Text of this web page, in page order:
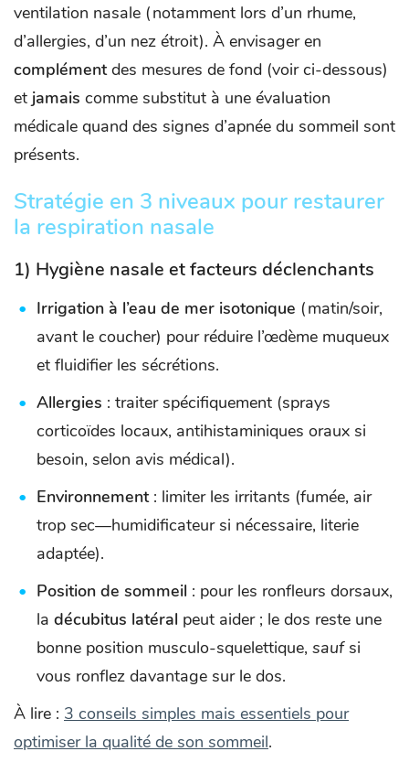
ventilation nasale (notamment lors d’un rhume,
d’allergies, d’un nez étroit). À envisager en
complémentdes mesures de fond (voir ci-dessous)
et jamais comme substitut à une évaluation
médicale quand des signes d’apnée du sommeil sont
présents.
Stratégie en 3 niveaux pour restaurer
la respiration nasale
1) Hygiène nasale et facteurs déclenchants
Irrigation à l’eau de mer isotonique (matin/soir,
avant le coucher) pour réduire l’œdème muqueux
et fluidifier les sécrétions.
Allergies : traiter spécifiquement (sprays
corticoïdes locaux, antihistaminiques oraux si
besoin, selon avis médical).
Environnement: limiter les irritants (fumée, air
trop sec—humidificateur si nécessaire, literie
adaptée).
Position de sommeil : pour les ronfleurs dorsaux,
la décubitus latéral peut aider ; le dos reste une
bonne position musculo-squelettique, saufsi
vous ronflez davantage sur le dos.
À lire : 3 conseils simples mais essentiels pour
optimiser la qualité de son sommeil.